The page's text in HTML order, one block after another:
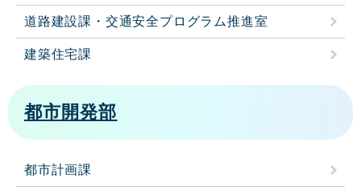
道路建設課・交通安全プログラム推進室
建築住宅課
都市開発部
都市計画課